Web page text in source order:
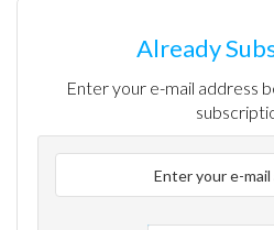
Already
Enter your e-mail address